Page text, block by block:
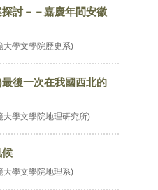
討－－嘉慶年間安徽
大學文學院歷史系)
後一次在我國西北的
大學文學院地理研究所)
候
大學文學院地理系)